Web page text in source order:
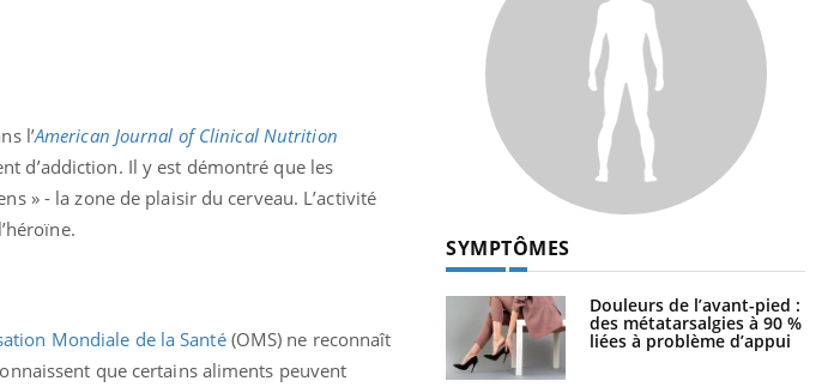
l’American Journal of Clinical Nutrition
d’addiction. Il y est démontré que les
» - la zone de plaisir du cerveau. L’activité
Mondiale de la Santé(OMS) ne reconnaît
que certains aliments peuvent
SYMPTÔMES
Douleurs de l’avant-pied :
des métatarsalgies à 90 %
liées à problème d’appui